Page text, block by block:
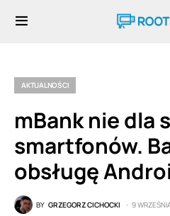
AKTUALNOŚCI
mBank nie dla
smartfonów.
obsługę
BY GRZEGORZ CICHOCKI 9